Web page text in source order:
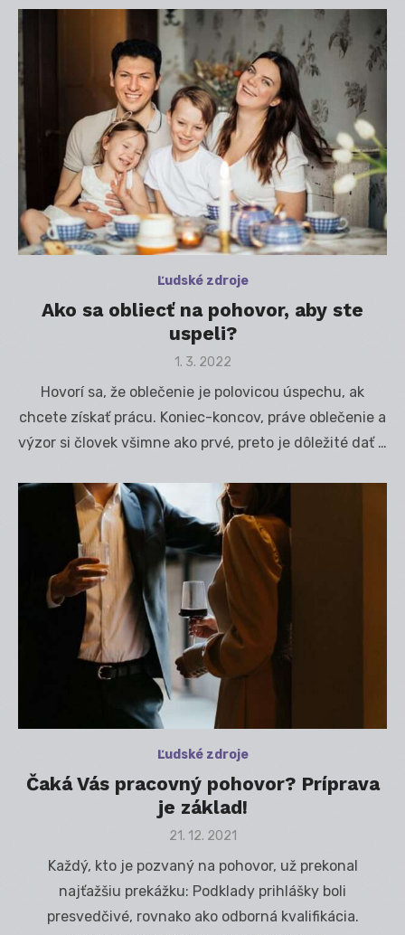
Ľudské zdroje
Ako sa obliecť na pohovor, aby ste
uspeli?
Posted
1. 3. 2022
Hovorí sa, že oblečenie je polovicou úspechu, ak
chcete získať prácu. Koniec-koncov, práve oblečenie a
výzor si človek všimne ako prvé, preto je dôležité dať …
Ľudské zdroje
Čaká Vás pracovný pohovor? Príprava
je základ!
Posted
21. 12. 2021
Každý, kto je pozvaný na pohovor, už prekonal
najťažšiu prekážku: Podklady prihlášky boli
presvedčivé, rovnako ako odborná kvalifikácia.